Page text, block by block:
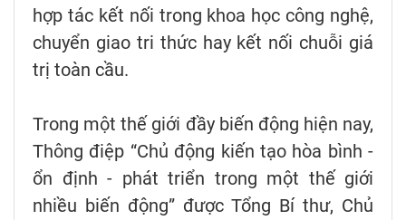
hợp tác kết nối trong khoa học công nghệ,
chuyển giao tri thức hay kết nối chuỗi giá
trị toàn cầu.
Trong một thế giới đầy biến động hiện nay,
Thông điệp “Chủ động kiến tạo hòa bình -
ổn định - phát triển trong một thế giới
nhiều biến động” được Tổng Bí thư, Chủ